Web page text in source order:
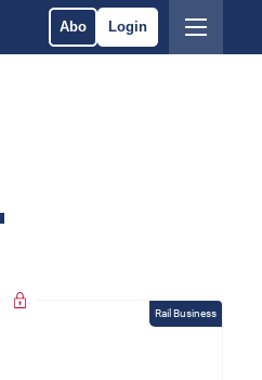
Abo Login
Rail Business